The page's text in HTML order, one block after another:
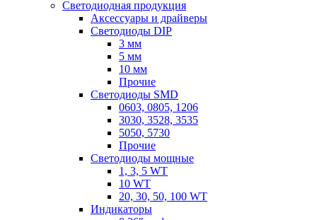
Светодиодная продукция
Аксессуары и драйверы
Светодиоды DIP
3 мм
5 мм
10 мм
Прочие
Светодиоды SMD
0603, 0805, 1206
3030, 3528, 3535
5050, 5730
Прочие
Светодиоды мощные
1, 3, 5 WT
10 WT
20, 30, 50, 100 WT
Индикаторы